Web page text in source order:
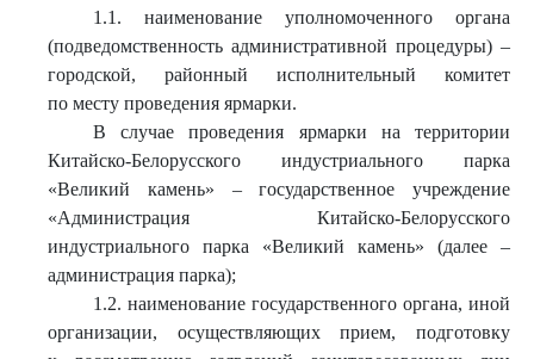
1.1. наименование уполномоченного органа
(подведомственность административной процедуры) –
городской, районный исполнительный комитет
по месту проведения ярмарки.
В случае проведения ярмарки на территории
Китайско-Белорусского индустриального парка
«Великий камень» – государственное учреждение
«Администрация Китайско-Белорусского
индустриального парка «Великий камень» (далее –
администрация парка);
1.2. наименование государственного органа, иной
организации, осуществляющих прием, подготовку